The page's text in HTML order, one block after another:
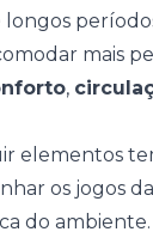
mais
,
elementos
os jogos
do ambiente.